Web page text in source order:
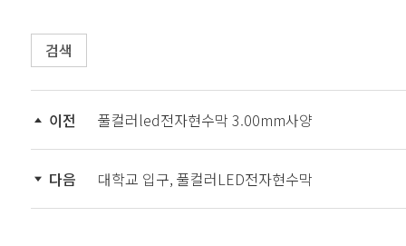
검색
이전 풀컬러led전자현수막 3.00mm사양
다음 대학교 입구, 풀컬러LED전자현수막